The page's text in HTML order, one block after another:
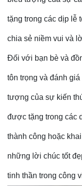
tặng trong các dịp lễ
chia sẻ niềm vui và
Đối với bạn bè và
tôn trọng và đánh giá
tượng của sự kiến
được tặng trong các
thành công hoặc
những lời chúc tốt
tinh thần trong công